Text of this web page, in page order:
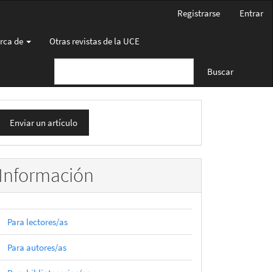
Registrarse Entrar
de Otras revistas de la UCE
Buscar
Enviar un artículo
Información
Para lectores/as
Para autores/as